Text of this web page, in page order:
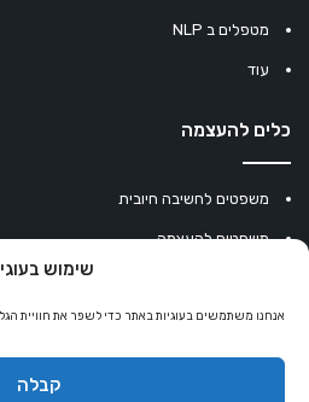
שימוש
אנחנו משתמשים בעוגיות באתר כדי לשפר את חוויית
קבלה
מטפלים ב NLP
עוד
כלים להעצמה
משפטים לחשיבה חיובית
משפטים להעצמה
מחשבון נומרולוגיה
קריסטלים למזלות